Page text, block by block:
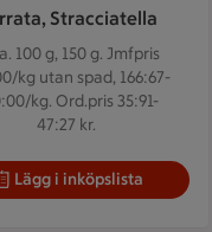
Stracciatella
100 g, 150 g. Jmfpris
kg utan spad, 166:67-
kg. Ord.pris 35:91-
47:27 kr.
Lägg i inköpslista